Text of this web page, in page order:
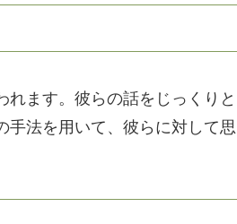
ます。彼らの話をじっくりと
手法を用いて、彼らに対して思